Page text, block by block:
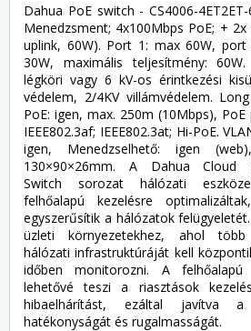
Dahua PoE switch - CS4006-
Menedzsment; 4x100Mbps PoE; + 2x
uplink, 60W). Port 1: max 60W, port
30W, maximális teljesítmény:
légköri vagy 6 kV-os érintkezési
védelem, 2/4KV villámvédelem.
PoE: igen, max. 250m (10Mbps),
IEEE802.3af; IEEE802.3at; Hi-PoE.
igen, Menedzselhető: igen
130×90×26mm. A Dahua Cloud
Switch sorozat hálózati
felhőalapú kezelésre
egyszerűsítik a hálózatok
üzleti környezetekhez, ahol több
hálózati infrastruktúráját kell
időben monitorozni. A felhőalapú
lehetővé teszi a riasztások
hibaelhárítást, ezáltal javítva a
hatékonyságát és rugalmasságát.